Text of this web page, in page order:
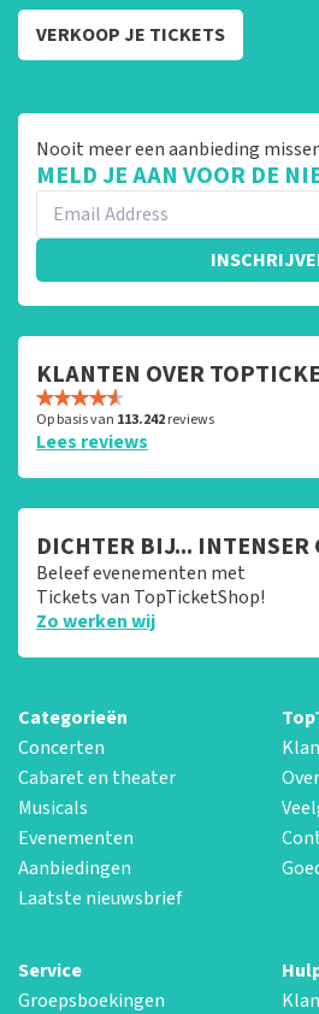
VERKOOP JE TICKETS
Nooit meer een aanbieding
MELD JE AAN VOOR DE
KLANTEN OVER
Op basis van 113.242reviews
Lees reviews
DICHTER BIJ... INTENSER
Beleef evenementen met
Tickets van TopTicketShop!
Zo werken wij
Categorieën
Concerten
Cabaret en theater
Musicals
Evenementen
Aanbiedingen
Laatste nieuwsbrief
Service
Groepsboekingen